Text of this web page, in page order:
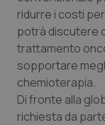
Tumore al
Tumore
Tumori del
ridurre i costi
potrà discutere
trattamento
sopportare
chemioterapia.
Di fronte alla
richiesta da